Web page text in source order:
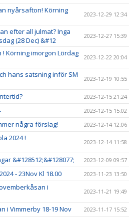
nyårsafton! Körning
2023-12-29 12:34
efter all julmat? Inga
(28 Dec) &#12
2023-12-27 15:39
Körning imorgon Lördag
2023-12-22 20:04
hans satsning inför SM
2023-12-19 10:55
2023-12-15 21:24
2023-12-15 15:02
några förslag! 2023-12-14 12:06
2024 !
2023-12-14 11:58
&#128512;&#128077; 2023-12-09 09:57
- 23Nov Kl 18.00 2023-11-23 13:50
i
2023-11-21 19:49
i Vimmerby 18-19 Nov 2023-11-17 15:52